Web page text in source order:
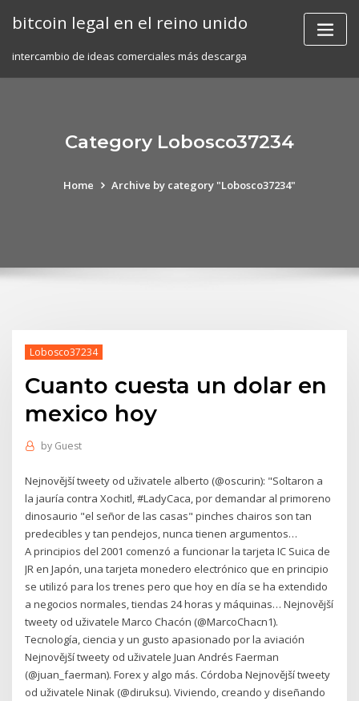
bitcoin legal en el reino unido
intercambio de ideas comerciales más descarga
Category Lobosco37234
Home Archive by category "Lobosco37234"
Lobosco37234
Cuanto cuesta un dolar en
mexico hoy
by Guest
Nejnovější tweety od uživatele alberto (@oscurin): "Soltaron a
la jauría contra Xochitl, #LadyCaca, por demandar al primoreno
dinosaurio "el señor de las casas" pinches chairos son tan
predecibles y tan pendejos, nunca tienen argumentos…
A principios del 2001 comenzó a funcionar la tarjeta IC Suica de
JR en Japón, una tarjeta monedero electrónico que en principio
se utilizó para los trenes pero que hoy en día se ha extendido
a negocios normales, tiendas 24 horas y máquinas… Nejnovější
tweety od uživatele Marco Chacón (@MarcoChacn1).
Tecnología, ciencia y un gusto apasionado por la aviación
Nejnovější tweety od uživatele Juan Andrés Faerman
(@juan_faerman). Forex y algo más. Córdoba Nejnovější tweety
od uživatele Ninak (@diruksu). Viviendo, creando y diseñando